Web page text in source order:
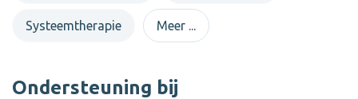
Systeemtherapie Meer ...
Ondersteuning bij